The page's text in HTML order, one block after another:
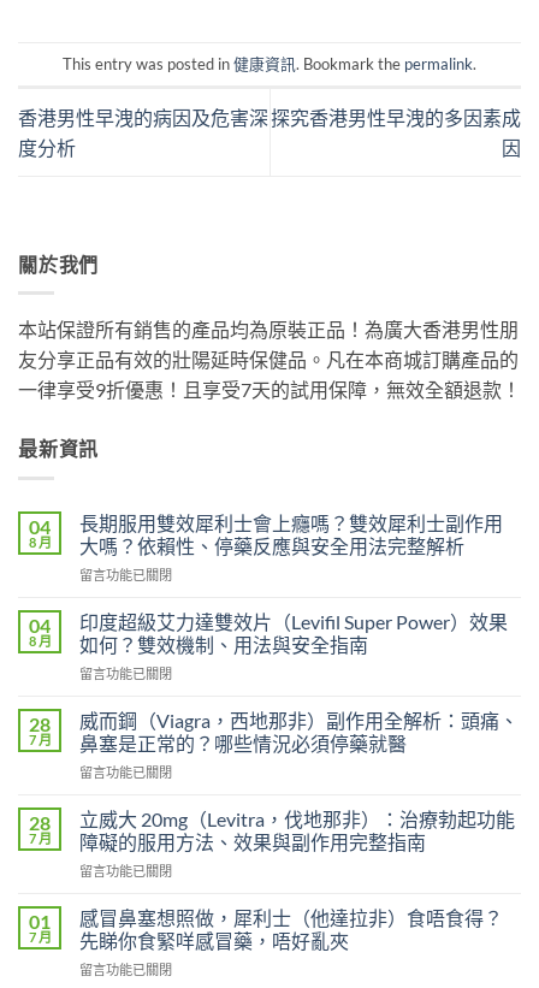
This entry was posted in健康資訊. Bookmark the permalink.
香港男性早洩的病因及危害深
度分析
探究香港男性早洩的多因素成
因
關於我們
本站保證所有銷售的產品均為原裝正品！為廣大香港男性朋
友分享正品有效的壯陽延時保健品。凡在本商城訂購產品的
一律享受9折優惠！且享受7天的試用保障，無效全額退款！
最新資訊
04
8 月
長期服用雙效犀利士會上癮嗎？雙效犀利士副作用
大嗎？依賴性、停藥反應與安全用法完整解析
在
期
服
用
雙
犀
利
士
會
癮
嗎？
效
利
士
副
留言功能已關閉
04
8 月
印度超級艾力達雙效片（Levifil Super Power）效果
如何？雙效機制、用法與安全指南
在
度
超
級
艾
達
雙
效
片
Super
Power）
果
留言功能已關閉
28
7 月
威而鋼（Viagra，西地那非）副作用全解析：頭痛、
鼻塞是正常的？哪些情況必須停藥就醫
在
而
鋼
（Viagra，
西
那
非）
副
作
留言功能已關閉
28
7 月
立威大 20mg（Levitra，伐地那非）：治療勃起功能
障礙的服用方法、效果與副作用完整指南
在
威
大
20mg（Levitra，
伐
留言功能已關閉
01
7 月
感冒鼻塞想照做，犀利士（他達拉非）食唔食得？
先睇你食緊咩感冒藥，唔好亂夾
在
留言功能已關閉